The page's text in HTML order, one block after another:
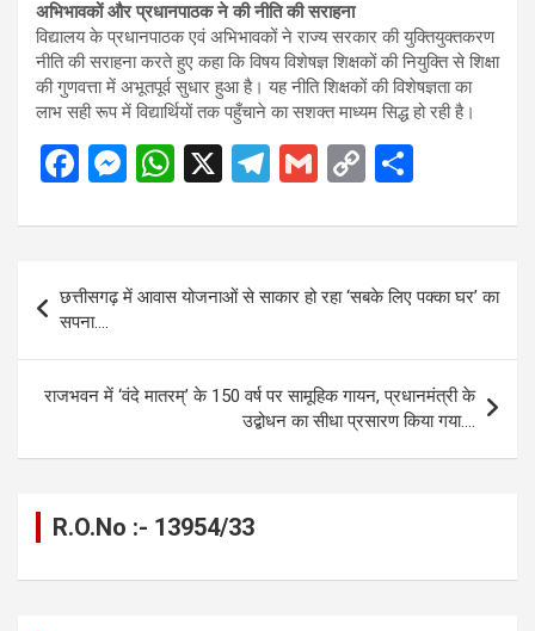
अभिभावकों और प्रधानपाठक ने की नीति की सराहना
विद्यालय के प्रधानपाठक एवं अभिभावकों ने राज्य सरकार की युक्तियुक्तकरण
नीति की सराहना करते हुए कहा कि विषय विशेषज्ञ शिक्षकों की नियुक्ति से शिक्षा
की गुणवत्ता में अभूतपूर्व सुधार हुआ है। यह नीति शिक्षकों की विशेषज्ञता का
लाभ सही रूप में विद्यार्थियों तक पहुँचाने का सशक्त माध्यम सिद्ध हो रही है।
F
ce
b
o
o
k
M
se
n
g
er
W
at
s
A
p
p
X
T
e
a
m
G
ail
C
py
Li
n
k
ar
navigation
छत्तीसगढ़ में आवास योजनाओं से साकार हो रहा ‘सबके लिए पक्का घर’ का
सपना….
राजभवन में ‘वंदे मातरम्’ के 150 वर्ष पर सामूहिक गायन, प्रधानमंत्री के
उद्बोधन का सीधा प्रसारण किया गया….
R.O.No :- 13954/33